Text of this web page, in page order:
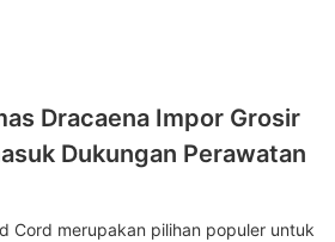
Dracaena Impor Grosir
Dukungan Perawatan
Cord merupakan pilihan populer untuk